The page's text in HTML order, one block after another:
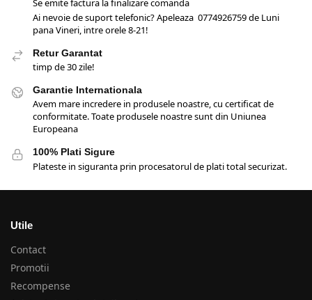
Se emite factura la finalizare comanda
Ai nevoie de suport telefonic? Apeleaza 0774926759 de Luni
pana Vineri, intre orele 8-21!
Retur Garantat
timp de 30 zile!
Garantie Internationala
Avem mare incredere in produsele noastre, cu certificat de
conformitate. Toate produsele noastre sunt din Uniunea
Europeana
100% Plati Sigure
Plateste in siguranta prin procesatorul de plati total securizat.
Utile
Contact
Promotii
Recompense